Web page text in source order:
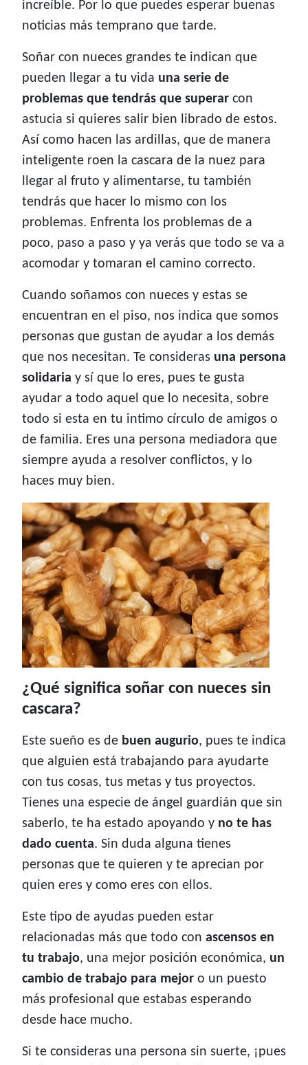
increíble. Por lo que puedes esperar buenas
noticias más temprano que tarde.
Soñar con nueces grandes te indican que
pueden llegar a tu vida una serie de
problemas que tendrás que superar con
astucia si quieres salir bien librado de estos.
Así como hacen las ardillas, que de manera
inteligente roen la cascara de la nuez para
llegar al fruto y alimentarse, tu también
tendrás que hacer lo mismo con los
problemas. Enfrenta los problemas de a
poco, paso a paso y ya verás que todo se va a
acomodar y tomaran el camino correcto.
Cuando soñamos con nueces y estas se
encuentran en el piso, nos indica que somos
personas que gustan de ayudar a los demás
que nos necesitan. Te consideras una persona
solidaria y sí que lo eres, pues te gusta
ayudar a todo aquel que lo necesita, sobre
todo si esta en tu intimo círculo de amigos o
de familia. Eres una persona mediadora que
siempre ayuda a resolver conflictos, y lo
haces muy bien.
¿Qué significa soñar con nueces sin
cascara?
Este sueño es de buen augurio, pues te indica
que alguien está trabajando para ayudarte
con tus cosas, tus metas y tus proyectos.
Tienes una especie de ángel guardián que sin
saberlo, te ha estado apoyando y no te has
dado cuenta. Sin duda alguna tienes
personas que te quieren y te aprecian por
quien eres y como eres con ellos.
Este tipo de ayudas pueden estar
relacionadas más que todo con ascensos en
tu trabajo, una mejor posición económica, un
cambio de trabajo para mejor o un puesto
más profesional que estabas esperando
desde hace mucho.
Si te consideras una persona sin suerte, ¡pues